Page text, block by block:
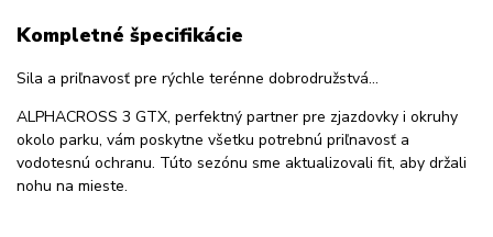
Kompletné špecifikácie
Sila a priľnavosť pre rýchle terénne dobrodružstvá...
ALPHACROSS 3 GTX, perfektný partner pre zjazdovky i okruhy
okolo parku, vám poskytne všetku potrebnú priľnavosť a
vodotesnú ochranu. Túto sezónu sme aktualizovali fit, aby držali
nohu na mieste.